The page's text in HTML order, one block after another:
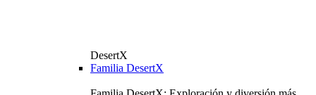
DesertX
Familia DesertX